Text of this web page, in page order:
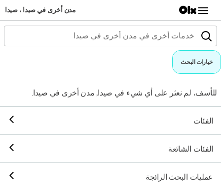
مدن أخرى في صيدا ، صيدا
خيارات البحث
للأسف، لم نعثر على أي شيء في صيدا, مدن أخرى في صيدا.
الفئات
الفئات الشائعة
عمليات البحث الرائجة